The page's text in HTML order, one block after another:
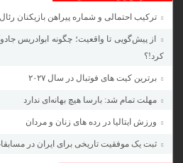
ترکیب احتمالی و شماره پیراهن بازیکنان رئال مادرید
از پیش‌گویی تا واقعیت؛ چگونه ابوادریس
کرد!؟
برترین کیت های فوتبال در سال ۲۰۲۷
مهلت تمام شد: بارسا هیچ بهانه‌‌ای ندارد
ورزش ایتالیا در رده های زنان و مردان
ثبت یک موفقیت تاریخی برای ایران در مسابقات